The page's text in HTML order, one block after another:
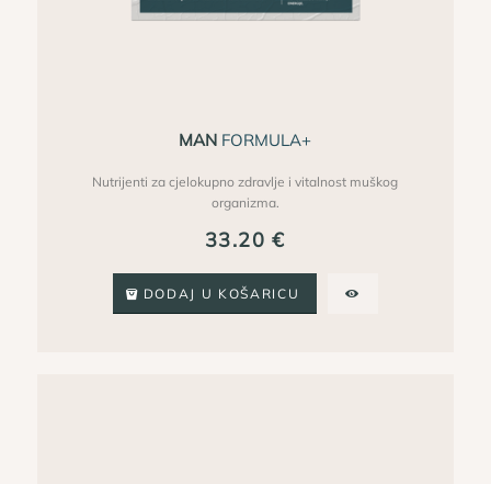
MAN FORMULA+
Nutrijenti za cjelokupno zdravlje i vitalnost muškog
organizma.
33.20€
DODAJ U KOŠARICU